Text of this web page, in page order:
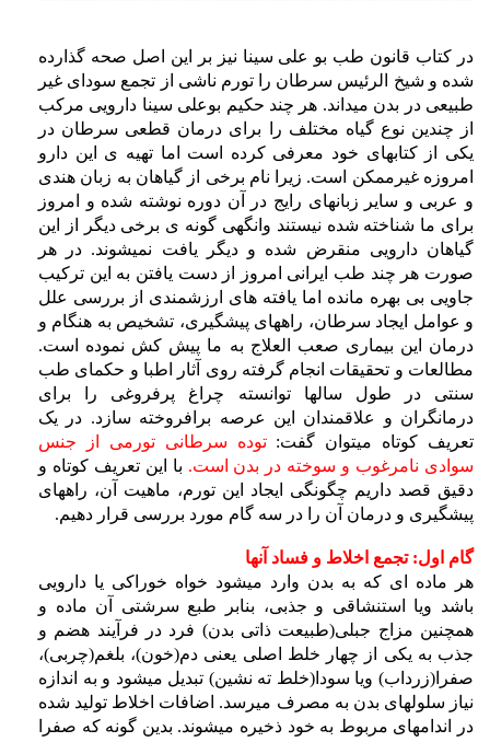
در کتاب قانون طب بو علی سینا نیز بر این اصل صحه گذارده
شده و شیخ الرئیس سرطان را تورم ناشی از تجمع سودای غیر
طبیعی در بدن میداند. هر چند حکیم بوعلی سینا دارویی مرکب
از چندین نوع گیاه مختلف را برای درمان قطعی سرطان در
یکی از کتابهای خود معرفی کرده است اما تهیه ی این دارو
امروزه غیرممکن است. زیرا نام برخی از گیاهان به زبان هندی
و عربی و سایر زبانهای رایج در آن دوره نوشته شده و امروز
برای ما شناخته شده نیستند وانگهی گونه ی برخی دیگر از این
گیاهان دارویی منقرض شده و دیگر یافت نمیشوند. در هر
صورت هر چند طب ایرانی امروز از دست یافتن به این ترکیب
جاویی بی بهره مانده اما یافته های ارزشمندی از بررسی علل
و عوامل ایجاد سرطان، راههای پیشگیری، تشخیص به هنگام و
درمان این بیماری صعب العلاج به ما پیش کش نموده است.
مطالعات و تحقیقات انجام گرفته روی آثار اطبا و حکمای طب
سنتی در طول سالها توانسته چراغ پرفروغی را برای
درمانگران و علاقمندان این عرصه برافروخته سازد. در یک
تعریف کوتاه میتوان گفت:توده سرطانی تورمی از جنس
سوادی نامرغوب و سوخته در بدن است. با این تعریف کوتاه و
دقیق قصد داریم چگونگی ایجاد این تورم، ماهیت آن، راههای
پیشگیری و درمان آن را در سه گام مورد بررسی قرار دهیم.
گام اول: تجمع اخلاط و فساد آنها
هر ماده ای که به بدن وارد میشود خواه خوراکی یا دارویی
باشد ویا استنشاقی و جذبی، بنابر طبع سرشتی آن ماده و
همچنین مزاج جبلی(طبیعت ذاتی بدن) فرد در فرآیند هضم و
جذب به یکی از چهار خلط اصلی یعنی دم(خون)، بلغم(چربی)،
صفرا(زرداب) ویا سودا(خلط ته نشین) تبدیل میشود و به اندازه
نیاز سلولهای بدن به مصرف میرسد. اضافات اخلاط تولید شده
در اندامهای مربوط به خود ذخیره میشوند. بدین گونه که صفرا